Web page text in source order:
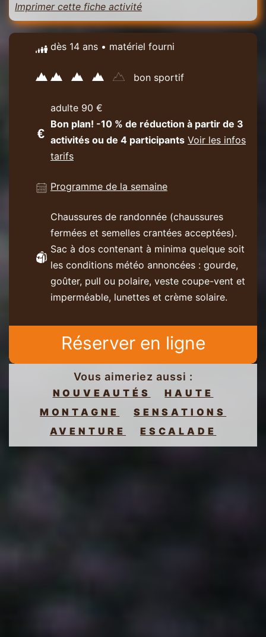
Imprimer cette fiche activité
dès 14 ans • matériel fourni
bon sportif
adulte 90 €
Bon plan! -10 % de réduction à partir de 3
activités ou de 4 participants Voir les infos
tarifs
Programme de la semaine
Chaussures de randonnée (chaussures
fermées et semelles crantées acceptées).
Sac à dos contenant à minima quelque soit
les conditions météo annoncées : gourde,
goûter, pull ou polaire, veste coupe-vent et
imperméable, lunettes et crème solaire.
Réserver en ligne
Vous aimeriez aussi :
NOUVEAUTÉS
HAUTE
MONTAGNE
SENSATIONS
AVENTURE
ESCALADE